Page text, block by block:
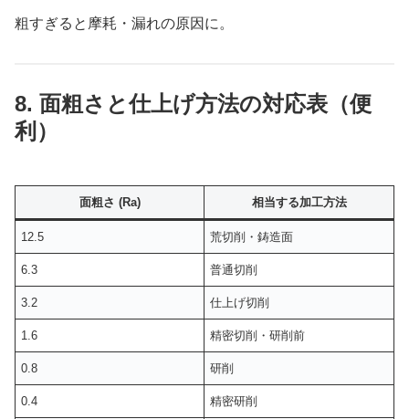
粗すぎると摩耗・漏れの原因に。
8. 面粗さと仕上げ方法の対応表（便
利）
面粗さ (Ra) 相当する加工方法
12.5 荒切削・鋳造面
6.3 普通切削
3.2 仕上げ切削
1.6 精密切削・研削前
0.8 研削
0.4 精密研削